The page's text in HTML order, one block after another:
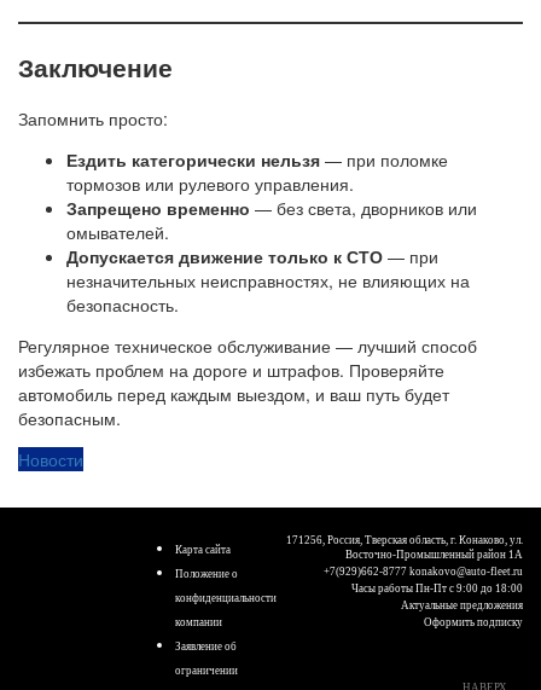
Заключение
Запомнить просто:
Ездить категорически нельзя — при поломке
тормозов или рулевого управления.
Запрещено временно — без света, дворников или
омывателей.
Допускается движение только к СТО — при
незначительных неисправностях, не влияющих на
безопасность.
Регулярное техническое обслуживание — лучший способ
избежать проблем на дороге и штрафов. Проверяйте
автомобиль перед каждым выездом, и ваш путь будет
безопасным.
Новости
Карта сайта
Положение о
конфиденциальности
компании
Заявление об
ограничении
171256, Россия, Тверская область, г. Конаково, ул.
Восточно-Промышленный район 1А
+7(929)662-8777 konakovo@auto-fleet.ru
Часы работы Пн-Пт с 9:00 до 18:00
Актуальные предложения
Оформить подписку
НАВЕРХ